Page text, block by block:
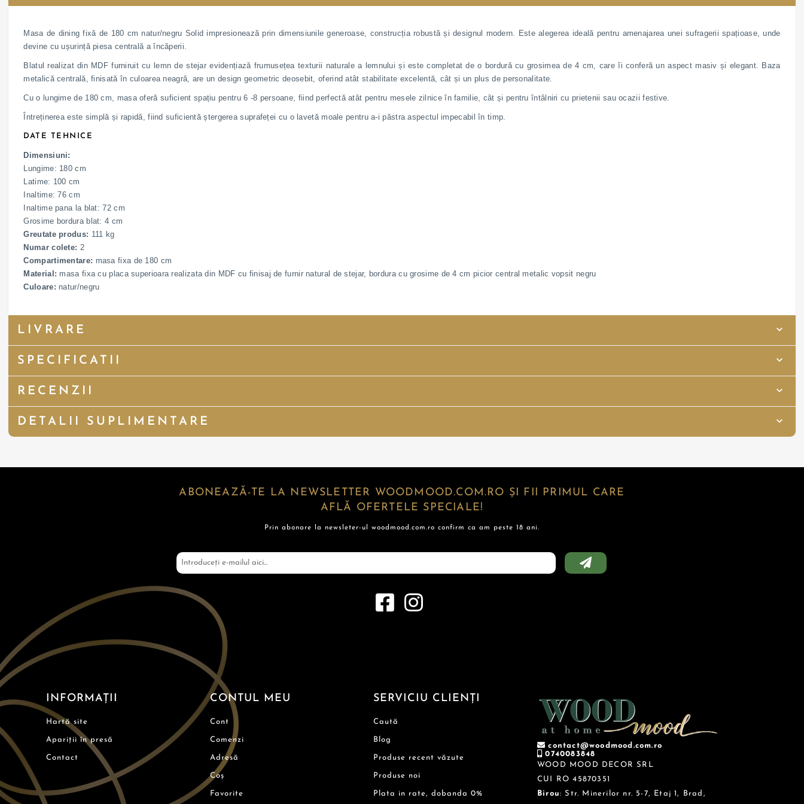
Masa de dining fixă de 180 cm natur/negru Solid impresionează prin dimensiunile generoase, construcția robustă și designul modern. Este alegerea ideală pentru amenajarea unei sufragerii spațioase, unde
devine cu ușurință piesa centrală a încăperii.
Blatul realizat din MDF furniruit cu lemn de stejar evidențiază frumusețea texturii naturale a lemnului și este completat de o bordură cu grosimea de 4 cm, care îi conferă un aspect masiv și elegant. Baza
metalică centrală, finisată în culoarea neagră, are un design geometric deosebit, oferind atât stabilitate excelentă, cât și un plus de personalitate.
Cu o lungime de 180 cm, masa oferă suficient spațiu pentru 6 -8 persoane, fiind perfectă atât pentru mesele zilnice în familie, cât și pentru întâlniri cu prietenii sau ocazii festive.
Întreținerea este simplă și rapidă, fiind suficientă ștergerea suprafeței cu o lavetă moale pentru a-i păstra aspectul impecabil în timp.
DATE TEHNICE
Dimensiuni:
Lungime: 180 cm
Latime: 100 cm
Inaltime: 76 cm
Inaltime pana la blat: 72 cm
Grosime bordura blat: 4 cm
Greutate produs: 111 kg
Numar colete: 2
Compartimentare: masa fixa de 180 cm
Material: masa fixa cu placa superioara realizata din MDF cu finisaj de furnir natural de stejar, bordura cu grosime de 4 cm picior central metalic vopsit negru
Culoare: natur/negru
LIVRARE
SPECIFICATII
RECENZII
DETALII SUPLIMENTARE
ABONEAZĂ-TE LA NEWSLETTER WOODMOOD.COM.RO ȘI FII PRIMUL CARE
AFLĂ OFERTELE SPECIALE!
Prin abonare la newsleter-ul woodmood.com.ro confirm ca am peste 18 ani.
INFORMAȚII
Hartă site
Apariții în presă
Contact
CONTUL MEU
Cont
Comenzi
Adresă
Coș
Favorite
SERVICIU CLIENȚI
Caută
Blog
Produse recent văzute
Produse noi
Plata in rate, dobanda 0%
contact@woodmood.com.ro
0740083848
WOOD MOOD DECOR SRL
CUI RO 45870351
Birou: Str. Minerilor nr. 5-7, Etaj 1, Brad,